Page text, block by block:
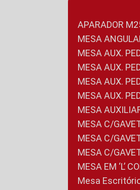
APARADOR
MESA
MESA AUX.
MESA AUX.
MESA AUX.
MESA AUX.
MESA
MESA C/
MESA C/
MESA C/
MESA EM ‘L’
Mesa